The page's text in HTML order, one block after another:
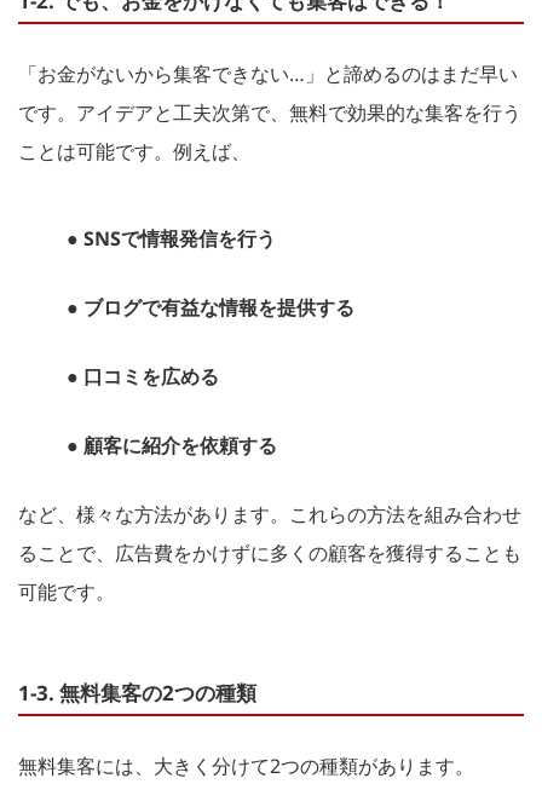
「お金がないから集客できない…」と諦めるのはまだ早い
です。アイデアと工夫次第で、無料で効果的な集客を行う
ことは可能です。例えば、
● SNSで情報発信を行う
● ブログで有益な情報を提供する
● 口コミを広める
● 顧客に紹介を依頼する
など、様々な方法があります。これらの方法を組み合わせ
ることで、広告費をかけずに多くの顧客を獲得することも
可能です。
1-3. 無料集客の2つの種類
無料集客には、大きく分けて2つの種類があります。